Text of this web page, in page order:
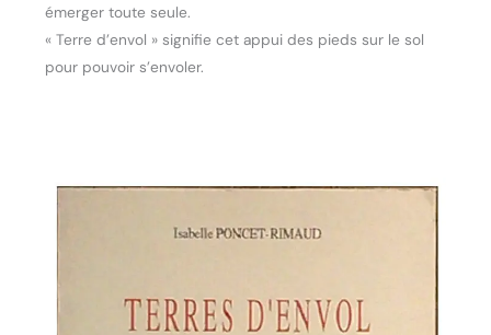
émerger toute seule.
« Terre d’envol » signifie cet appui des pieds sur le sol
pour pouvoir s’envoler.